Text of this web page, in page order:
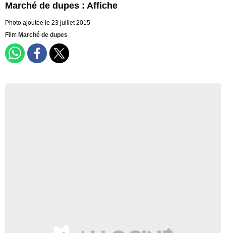
Marché de dupes : Affiche
Photo ajoutée le 23 juillet 2015
Film Marché de dupes